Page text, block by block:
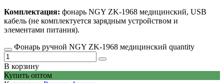
Комплектация: фонарь NGY ZK-1968 медицинский, USB
кабель (не комплектуется зарядным устройством и
элементами питания).
Фонарь ручной NGY ZK-1968 медицинский quantity
В корзину
Купить оптом